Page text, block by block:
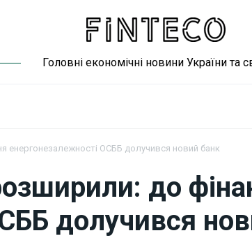
Головні економічні новини України та
енергонезалежності ОСББ долучився новий банк
до
долучився